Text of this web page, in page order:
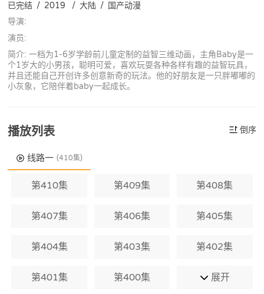
已完结 / 2019 / 大陆 / 国产动漫
导演:
演员:
简介: 一档为1-6岁学龄前儿童定制的益智三维动画，主角Baby是一
个1岁大的小男孩，聪明可爱，喜欢玩耍各种各样有趣的益智玩具，
并且还能自己开创许多创意新奇的玩法。他的好朋友是一只胖嘟嘟的
小灰象，它陪伴着baby一起成长。
播放列表 倒序
线路一 (410集)
第410集 第409集 第408集
第407集 第406集 第405集
第404集 第403集 第402集
第401集 第400集 展开